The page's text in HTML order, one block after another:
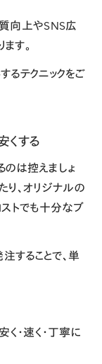
向上やSNS広
す。
るテクニックをご
くする
は控えましょ
り、オリジナルの
トでも十分なブ
することで、単
く・速く・丁寧に